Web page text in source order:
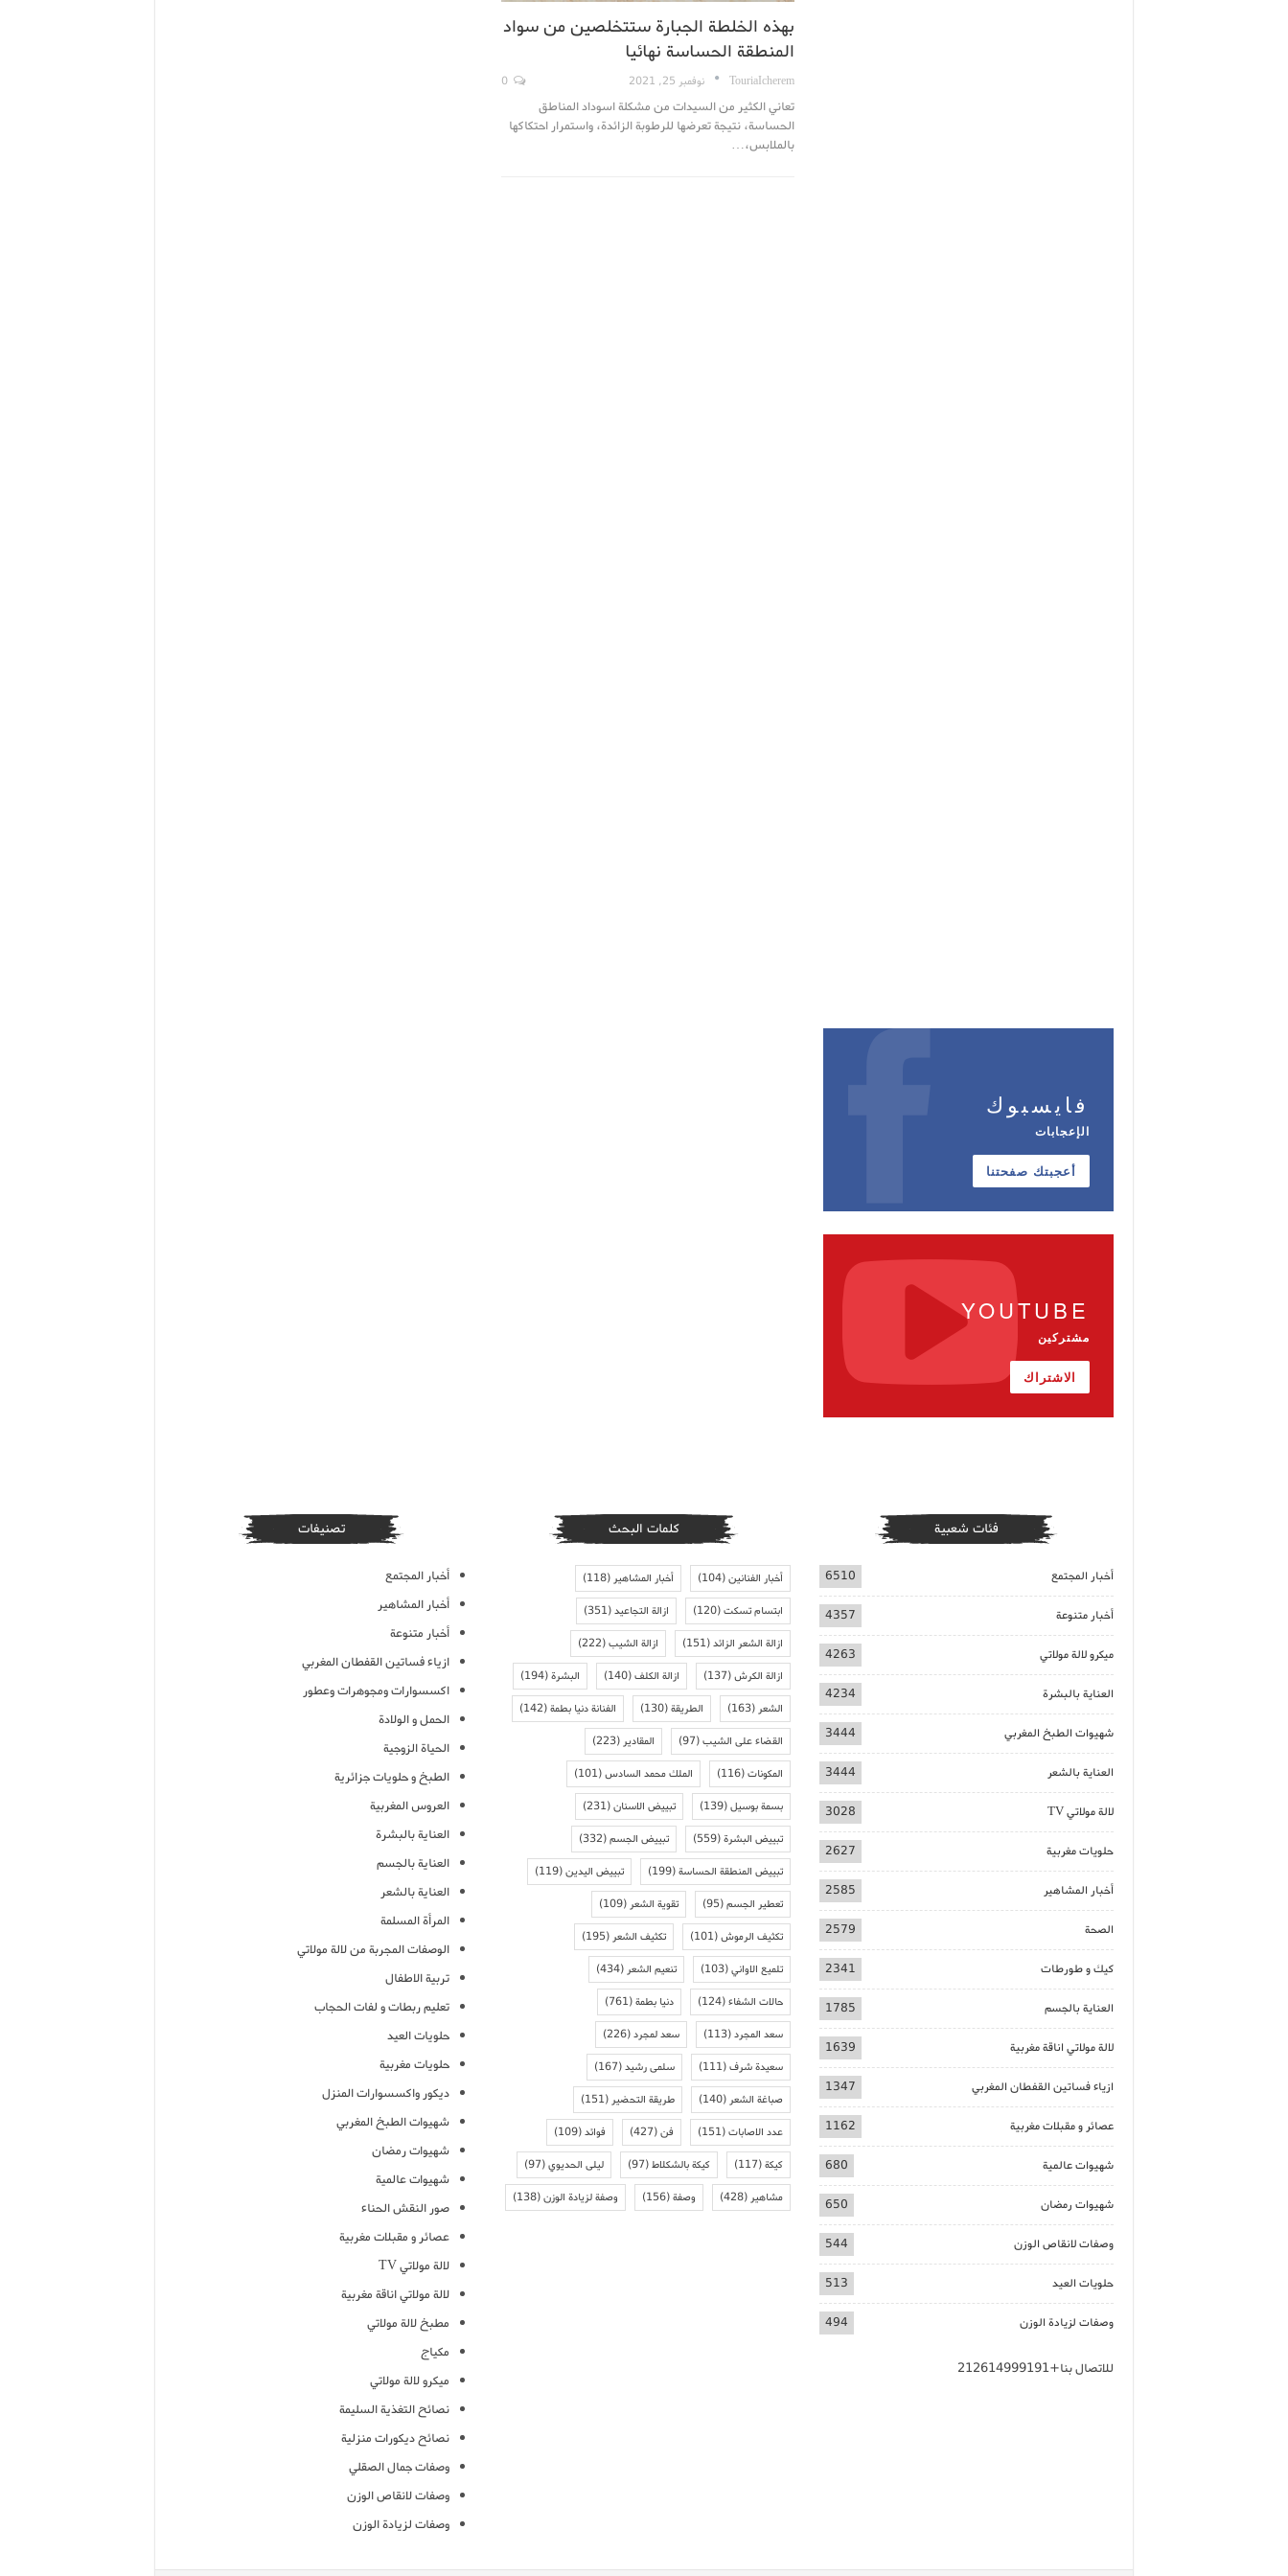
بهذه الخلطة الجبارة ستتخلصين من سواد
المنطقة الحساسة نهائيا
TouriaIcherem نوفمبر 25, 2021
تعاني الكثير من السيدات من مشكلة اسوداد المناطق
الحساسة، نتيجة تعرضها للرطوبة الزائدة، واستمرار احتكاكها
بالملابس،…
فايسبوك
الإعجابات
أعجبتك صفحتنا
YOUTUBE
مشتركين
الاشتراك
فئات شعبية
أخبار المجتمع 6510
أخبار متنوعة 4357
ميكرو لالة مولاتي 4263
العناية بالبشرة 4234
شهيوات الطبخ المغربي 3444
العناية بالشعر 3444
لالة مولاتي TV 3028
حلويات مغربية 2627
أخبار المشاهير 2585
الصحة 2579
كيك و طورطات 2341
العناية بالجسم 1785
لالة مولاتي اناقة مغربية 1639
ازياء فساتين القفطان المغربي 1347
عصائر و مقبلات مغربية 1162
شهيوات عالمية 680
شهيوات رمضان 650
وصفات لانقاص الوزن 544
حلويات العيد 513
وصفات لزيادة الوزن 494
للاتصال بنا+212614999191
كلمات البحث
أخبار الفنانين(104) أخبار المشاهير(118)
ابتسام تسكت(120) ازالة التجاعيد(351)
ازالة الشعر الزائد(151) ازالة الشيب(222)
ازالة الكرش(137) ازالة الكلف(140) البشرة(194)
الشعر(163) الطريقة(130) الفنانة دنيا بطمة(142)
القضاء على الشيب(97) المقادير(223)
المكونات(116) الملك محمد السادس(101)
بسمة بوسيل(139) تبييض الاسنان(231)
تبييض البشرة(559) تبييض الجسم(332)
تبييض المنطقة الحساسة(199) تبييض اليدين(119)
تعطير الجسم(95) تقوية الشعر(109)
تكثيف الرموش(101) تكثيف الشعر(195)
تلميع الاواني(103) تنعيم الشعر(434)
حالات الشفاء(124) دنيا بطمة(761)
سعد المجرد(113) سعد لمجرد(226)
سعيدة شرف(111) سلمى رشيد(167)
صباغة الشعر(140) طريقة التحضير(151)
عدد الاصابات(151) فن(427) فوائد(109)
كيكة(117) كيكة بالشكلاط(97) ليلى الحديوي(97)
مشاهير(428) وصفة(156) وصفة لزيادة الوزن(138)
تصنيفات
أخبار المجتمع
أخبار المشاهير
أخبار متنوعة
ازياء فساتين القفطان المغربي
اكسسوارات ومجوهرات وعطور
الحمل و الولادة
الحياة الزوجية
الطبخ و حلويات جزائرية
العروس المغربية
العناية بالبشرة
العناية بالجسم
العناية بالشعر
المرأة المسلمة
الوصفات المجربة من لالة مولاتي
تربية الاطفال
تعليم ربطات و لفات الحجاب
حلويات العيد
حلويات مغربية
ديكور واكسسوارات المنزل
شهيوات الطبخ المغربي
شهيوات رمضان
شهيوات عالمية
صور النقش الحناء
عصائر و مقبلات مغربية
لالة مولاتي TV
لالة مولاتي اناقة مغربية
مطبخ لالة مولاتي
مكياج
ميكرو لالة مولاتي
نصائح التغذية السليمة
نصائح ديكورات منزلية
وصفات جمال الصقلي
وصفات لانقاص الوزن
وصفات لزيادة الوزن